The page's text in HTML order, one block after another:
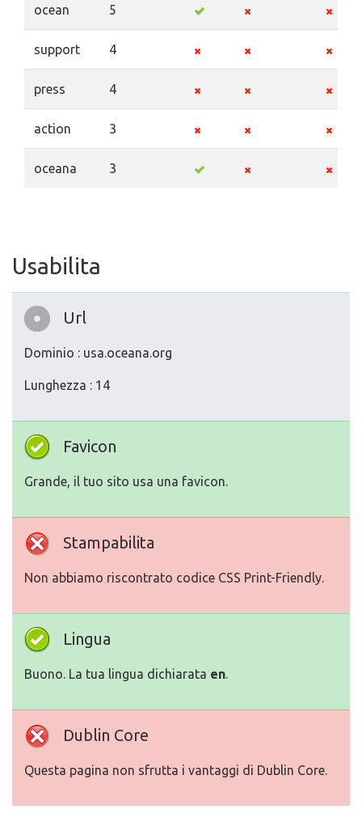
ocean 5
support 4
press 4
action 3
oceana 3
Usabilita
Url
Dominio : usa.oceana.org
Lunghezza : 14
Favicon
Grande, il tuo sito usa una favicon.
Stampabilita
Non abbiamo riscontrato codice CSS Print-Friendly.
Lingua
Buono. La tua lingua dichiarata en.
Dublin Core
Questa pagina non sfrutta i vantaggi di Dublin Core.